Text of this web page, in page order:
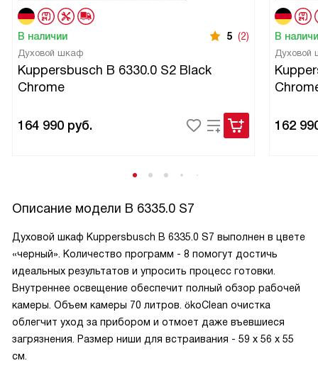
В наличии 5 (2)
Духовой шкаф
Kuppersbusch B 6330.0 S2 Black
Chrome
164 990 руб.
В
Духовой
162
Описание модели B 6335.0 S7
Духовой шкаф Kuppersbusch B 6335.0 S7 выполнен в цвете
«черный». Количество программ - 8 помогут достичь
идеальных результатов и упросить процесс готовки.
Внутреннее освещение обеспечит полный обзор рабочей
камеры. Объем камеры 70 литров. ökoClean очистка
облегчит уход за прибором и отмоет даже въевшиеся
загрязнения. Размер ниши для встраивания - 59 х 56 х 55
см.